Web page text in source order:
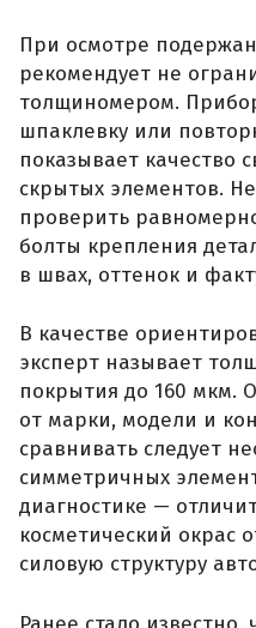
При осмотре
рекомендует не
толщиномером.
шпаклевку или
показывает качество
скрытых элементов.
проверить
болты крепления
в швах, оттенок и
В качестве
эксперт называет
покрытия до 160 мкм.
от марки, модели и
сравнивать следует
симметричных
диагностике —
косметический окрас
силовую структуру